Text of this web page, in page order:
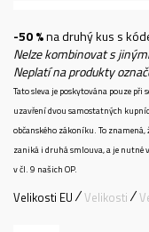
-50 %na druhý kus s
Nelze kombinovat s
Neplatí na produkty
Tato sleva je poskytována pouze
uzavření dvou samostatných
občanského zákoníku. To
zaniká i druhá smlouva, a je nutné
v čl. 9 našich OP.
Velikosti EU Velikosti